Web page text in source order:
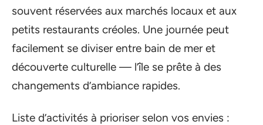
souvent réservées aux marchés locaux et aux
petits restaurants créoles. Une journée peut
facilement se diviser entre bain de mer et
découverte culturelle — l’île se prête à des
changements d’ambiance rapides.
Liste d’activités à prioriser selon vos envies :